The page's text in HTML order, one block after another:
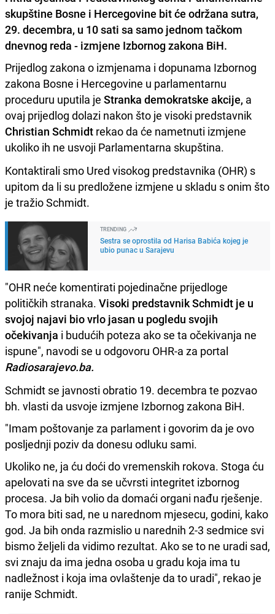
skupštine Bosne i Hercegovine bit će održana sutra,
29. decembra, u 10 sati sa samo jednom tačkom
dnevnog reda - izmjene Izbornog zakona BiH.
Prijedlog zakona o izmjenama i dopunama Izbornog
zakona Bosne i Hercegovine u parlamentarnu
proceduru uputila je Stranka demokratske akcije, a
ovaj prijedlog dolazi nakon što je visoki predstavnik
Christian Schmidt rekao da će nametnuti izmjene
ukoliko ih ne usvoji Parlamentarna skupština.
Kontaktirali smo Ured visokog predstavnika (OHR) s
upitom da li su predložene izmjene u skladu s onim što
je tražio Schmidt.
TRENDING
Sestra se oprostila od Harisa Babića kojeg je
ubio punac u Sarajevu
"OHR neće komentirati pojedinačne prijedloge
političkih stranaka. Visoki predstavnik Schmidt je u
svojoj najavi bio vrlo jasan u pogledu svojih
očekivanja i budućih poteza ako se ta očekivanja ne
ispune", navodi se u odgovoru OHR-a za portal
Radiosarajevo.ba.
Schmidt se javnosti obratio 19. decembra te pozvao
bh. vlasti da usvoje izmjene Izbornog zakona BiH.
"Imam poštovanje za parlament i govorim da je ovo
posljednji poziv da donesu odluku sami.
Ukoliko ne, ja ću doći do vremenskih rokova. Stoga ću
apelovati na sve da se učvrsti integritet izbornog
procesa. Ja bih volio da domaći organi nađu rješenje.
To mora biti sad, ne u narednom mjesecu, godini, kako
god. Ja bih onda razmislio u narednih 2-3 sedmice svi
bismo željeli da vidimo rezultat. Ako se to ne uradi sad,
svi znaju da ima jedna osoba u gradu koja ima tu
nadležnost i koja ima ovlaštenje da to uradi", rekao je
ranije Schmidt.